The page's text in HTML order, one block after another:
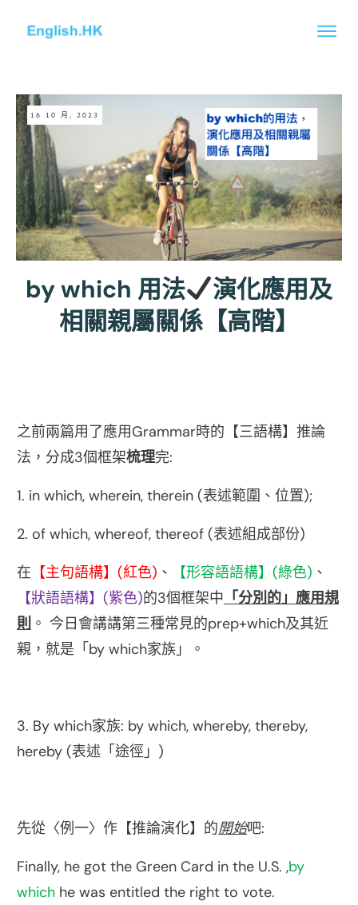
16 10 月, 2023
by which 用法
演化應用及
相關親屬關係【高階】
之前兩篇用了應用 Grammar時的【三語構】推論
法，分成3個框架梳理完:
1. in which, wherein, therein (表述範圍、位置);
2. of which, whereof, thereof (表述組成部份)
在 【主句語構】 (紅色) 、 【形容語語構】 (綠色) 、
【狀語語構】 (紫色)的3個框架中 「分別的」應用規
則 。 今日會講講第三種常見的prep+which及其近
親，就是「 by which家族」。
3. By which家族: by which, whereby, thereby,
hereby (表述「途徑」 )
先從〈例一〉作【推論演化】的開始吧:
Finally, he got the Green Card in the U.S. ,by
which he was entitled the right to vote.